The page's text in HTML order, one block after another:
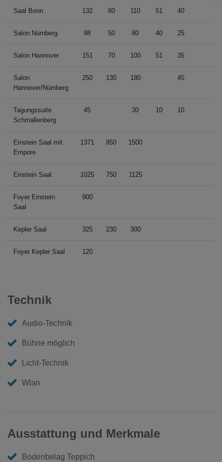
Saal Bonn 132 80 110 51 40
Salon Nürnberg 98 50 80 40 25
Salon Hannover 151 70 100 51 35
Salon
Hannover/Nürnberg
250 130 180 45
Tagungssuite
Schmallenberg
45 30 10 10
Einstein Saal mit
Empore
1371 850 1500
Einstein Saal 1025 750 1125
Foyer Einstein
Saal
900
Kepler Saal 325 230 300
Foyer Kepler Saal 120
Technik
Audio-Technik
Bühne möglich
Licht-Technik
Wlan
Ausstattung und Merkmale
Bodenbelag Teppich